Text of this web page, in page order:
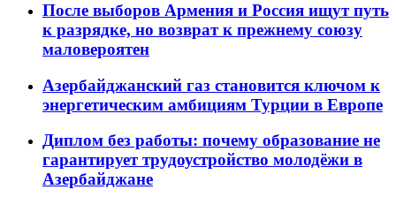
После выборов Армения и Россия ищут путь
к разрядке, но возврат к прежнему союзу
маловероятен
Азербайджанский газ становится ключом к
энергетическим амбициям Турции в Европе
Диплом без работы: почему образование не
гарантирует трудоустройство молодёжи в
Азербайджане